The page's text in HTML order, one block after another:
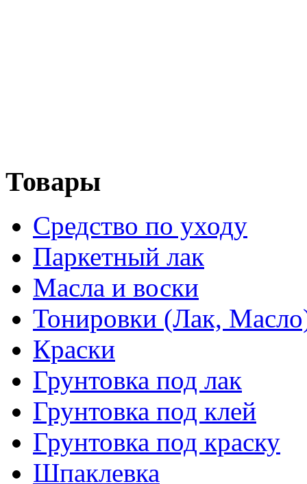
Товары
Средство по уходу
Паркетный лак
Масла и воски
Тонировки (Лак,
Краски
Грунтовка под лак
Грунтовка под клей
Грунтовка под краску
Шпаклевка